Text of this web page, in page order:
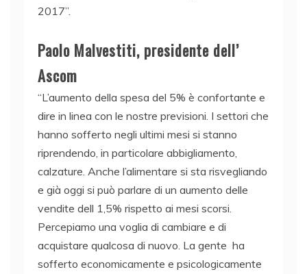
2017”.
Paolo Malvestiti, presidente dell’
Ascom
“L’aumento della spesa del 5% è confortante e
dire in linea con le nostre previsioni. I settori che
hanno sofferto negli ultimi mesi si stanno
riprendendo, in particolare abbigliamento,
calzature. Anche l’alimentare si sta risvegliando
e già oggi si può parlare di un aumento delle
vendite dell 1,5% rispetto ai mesi scorsi.
Percepiamo una voglia di cambiare e di
acquistare qualcosa di nuovo. La gente ha
sofferto economicamente e psicologicamente